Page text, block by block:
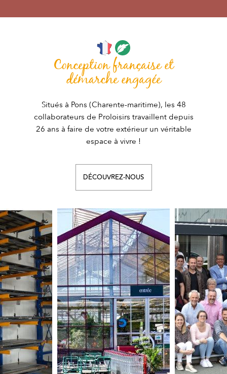
Conception française et
démarche engagée
Situés à Pons (Charente-maritime), les 48
collaborateurs de Proloisirs travaillent depuis
26 ans à faire de votre extérieur un véritable
espace à vivre !
DÉCOUVREZ-NOUS